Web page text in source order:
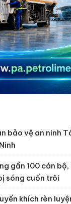
bảo vệ an ninh
gần 100 cán
sóng cuốn trôi
khích rèn